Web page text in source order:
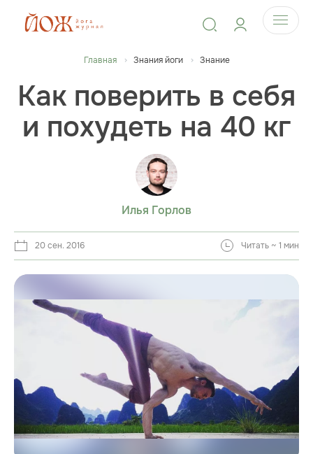
Главная Знания йоги Знание
Как поверить в себя
и похудеть на 40 кг
Илья Горлов
20 сен. 2016 Читать ~ 1 мин